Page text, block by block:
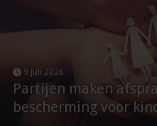
9 juli 2026
Partijen maken
bescherming voor